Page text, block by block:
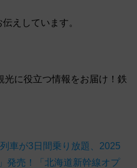
えしています。
光に役立つ情報をお届け！鉄
車が3日間乗り放題、2025
発売！「北海道新幹線オプ